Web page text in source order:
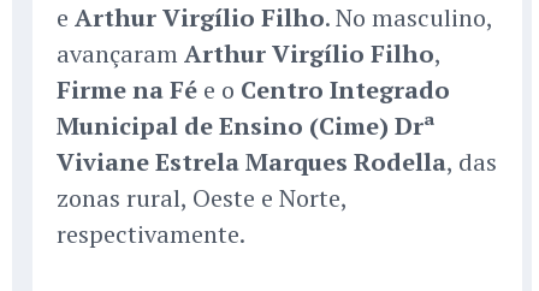
e Arthur Virgílio Filho. No masculino,
avançaramArthur Virgílio Filho,
Firme na Fé e o Centro Integrado
Municipal de Ensino (Cime) Drª
Viviane Estrela Marques Rodella, das
zonas rural, Oeste e Norte,
respectivamente.